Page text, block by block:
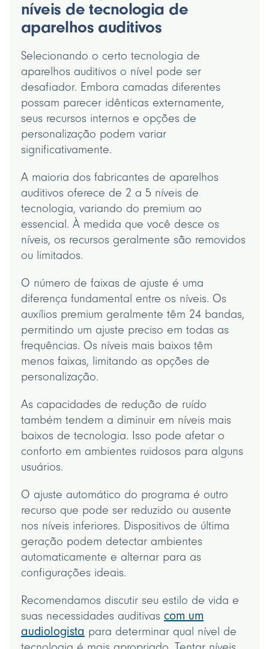
níveis de tecnologia de
aparelhos auditivos
Selecionando o certo tecnologia de
aparelhos auditivos o nível pode ser
desafiador. Embora camadas diferentes
possam parecer idênticas externamente,
seus recursos internos e opções de
personalização podem variar
significativamente.
A maioria dos fabricantes de aparelhos
auditivos oferece de 2 a 5 níveis de
tecnologia, variando do premium ao
essencial. À medida que você desce os
níveis, os recursos geralmente são removidos
ou limitados.
O número de faixas de ajuste é uma
diferença fundamental entre os níveis. Os
auxílios premium geralmente têm 24 bandas,
permitindo um ajuste preciso em todas as
frequências. Os níveis mais baixos têm
menos faixas, limitando as opções de
personalização.
As capacidades de redução de ruído
também tendem a diminuir em níveis mais
baixos de tecnologia. Isso pode afetar o
conforto em ambientes ruidosos para alguns
usuários.
O ajuste automático do programa é outro
recurso que pode ser reduzido ou ausente
nos níveis inferiores. Dispositivos de última
geração podem detectar ambientes
automaticamente e alternar para as
configurações ideais.
Recomendamos discutir seu estilo de vida e
suas necessidades auditivas com um
audiologista para determinar qual nível de